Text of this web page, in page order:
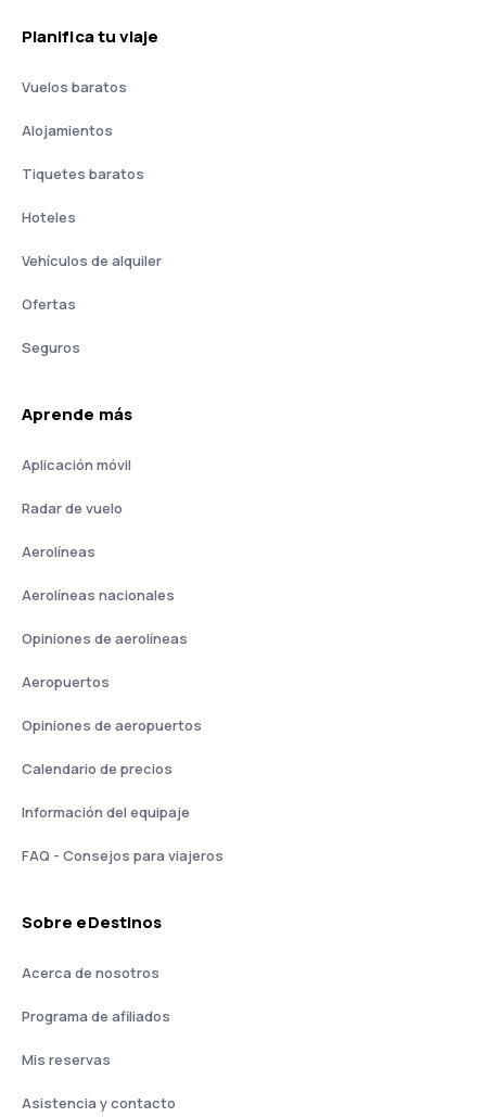
Planifica tu viaje
Vuelos baratos
Alojamientos
Tiquetes baratos
Hoteles
Vehículos de alquiler
Ofertas
Seguros
Aprende más
Aplicación móvil
Radar de vuelo
Aerolíneas
Aerolíneas nacionales
Opiniones de aerolíneas
Aeropuertos
Opiniones de aeropuertos
Calendario de precios
Información del equipaje
FAQ - Consejos para viajeros
Sobre eDestinos
Acerca de nosotros
Programa de afiliados
Mis reservas
Asistencia y contacto